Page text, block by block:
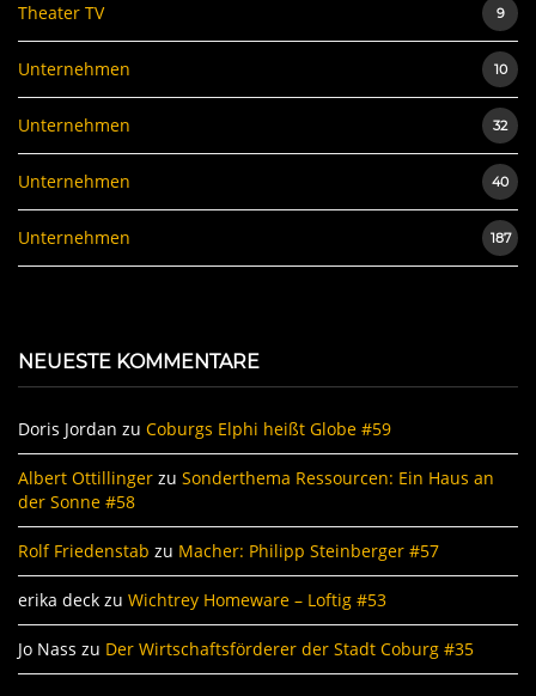
Theater TV 9
Unternehmen 10
Unternehmen 32
Unternehmen 40
Unternehmen 187
NEUESTE KOMMENTARE
Doris Jordan zu Coburgs Elphi heißt Globe #59
Albert Ottillinger zu Sonderthema Ressourcen: Ein Haus an
der Sonne #58
Rolf Friedenstab zu Macher: Philipp Steinberger #57
erika deck zu Wichtrey Homeware – Loftig #53
Jo Nass zu Der Wirtschaftsförderer der Stadt Coburg #35